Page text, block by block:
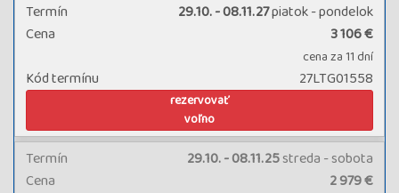
Termín 29.10. - 08.11.25streda - sobota
Cena 2 979 €
Termín 29.10. - 08.11.27piatok - pondelok
Kód termínu 27LTG01558
Cena 3 106 €
cena za 11 dní
rezervovať
voľno